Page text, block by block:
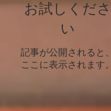
お試しくださ
い
記事が公開されると、
ここに表示されます。